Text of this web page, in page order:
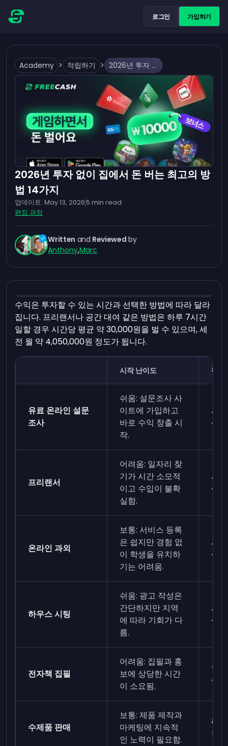
로그인 가입하기
Academy > 적립하기 > 2026년 투자 없이 집에서 돈 버는 최고의 방법 14가지
2026년 투자 없이 집에서 돈 버는 최고의 방
법 14가지
업데이트: May 13, 20265 min read
편집 과정
Written and Reviewed by
Anthony,Marc
수익은 투자할 수 있는 시간과 선택한 방법에 따라 달라
집니다. 프리랜서나 공간 대여 같은 방법은 하루 7시간
일할 경우 시간당 평균 약 30,000원을 벌 수 있으며, 세
전 월 약 4,050,000원 정도가 됩니다.
시작 난이도 평균
유료 온라인 설문
조사
쉬움: 설문조사 사
이트에 가입하고
바로 수익 창출 시
작.
시
프리랜서
어려움: 일자리 찾
기가 시간 소모적
이고 수입이 불확
실함.
시
온라인 과외
보통: 서비스 등록
은 쉽지만 경험 없
이 학생을 유치하
기는 어려움.
시
하우스 시팅
쉬움: 광고 작성은
간단하지만 지역
에 따라 기회가 다
름.
시
전자책 집필
어려움: 집필과 홍
보에 상당한 시간
이 소요됨.
월
수제품 판매
보통: 제품 제작과
마케팅에 지속적
인 노력이 필요함.
리
원